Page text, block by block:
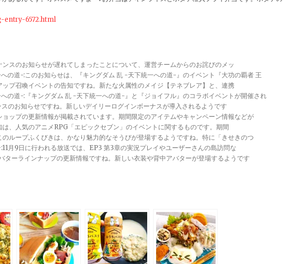
entry-6572.html
ンスのお知らせが遅れてしまったことについて、運営チームからのお詫びのメッ
への道-:このお知らせは、『キングダム 乱 -天下統一への道-』のイベント『大功の覇者 王
ップ召喚イベントの告知ですね。新たな火属性のメイジ【テネブレア】と、連携
への道-:『キングダム 乱 -天下統一への道-』と『ジョイフル』のコラボイベントが開催され
のお知らせですね。新しいデイリーログインボーナスが導入されるようです
ョップの更新情報が掲載されています。期間限定のアイテムやキャンペーン情報などが
は、人気のアニメRPG「エピックセブン」のイベントに関するものです。期間
のループふくびきは、かなり魅力的なそうびが登場するようですね。特に「きせきのつ
:11月9日に行われる放送では、EP3 第3章の実況プレイやユーザーさんの島訪問な
ターラインナップの更新情報ですね。新しい衣装や背中アバターが登場するようです